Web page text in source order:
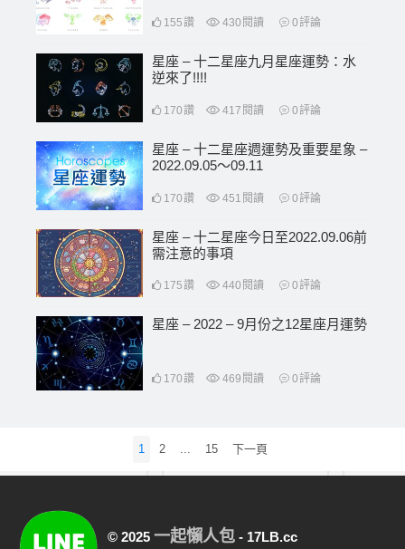
155讚 430 閱讀 0評論
星座 – 十二星座九月星座運勢：水
逆來了!!!!
170讚 417 閱讀 0評論
星座 – 十二星座週運勢及重要星象 –
2022.09.05〜09.11
170讚 451 閱讀 0評論
星座 – 十二星座今日至2022.09.06前
需注意的事項
175讚 440 閱讀 0評論
星座 – 2022 – 9月份之12星座月運勢
170讚 469 閱讀 0評論
1 2 15 下一頁
© 2025 一起懶人包 - 17LB.cc